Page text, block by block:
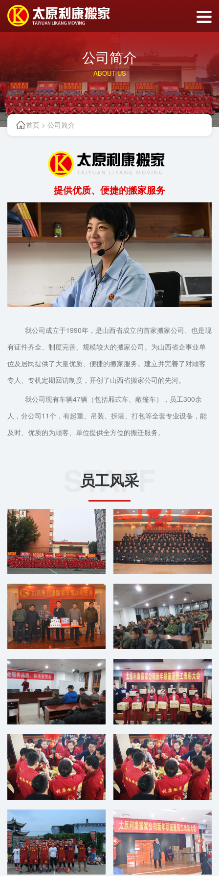
公司简介
ABOUT US
首页 > 公司简介
提供优质、便捷的搬家服务
我公司成立于1990年，是山西省成立的首家搬家公司、也是现
有证件齐全、制度完善、规模较大的搬家公司。为山西省企事业单
位及居民提供了大量优质、便捷的搬家服务。建立并完善了对顾客
专人、专机定期回访制度，开创了山西省搬家公司的先河。
我公司现有车辆47辆（包括厢式车、敞篷车），员工300余
人，分公司11个，有起重、吊装、拆装、打包等全套专业设备，能
及时、优质的为顾客、单位提供全方位的搬迁服务。
员工风采
STAFF